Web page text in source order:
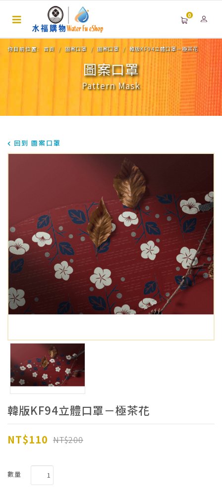
0
你目前位置: 首頁 圖案口罩 圖案口罩 韓版KF94立體口罩－極茶花
圖案口罩
Pattern Mask
回到 圖案口罩
韓版KF94立體口罩－極茶花
數量
NT$200
NT$110